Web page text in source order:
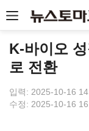
K-바이오
로 전환
입력: 2025-10-16
수정: 2025-10-16